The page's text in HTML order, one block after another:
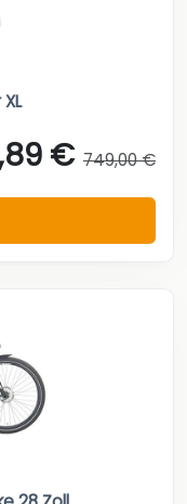
€ 749,00 €